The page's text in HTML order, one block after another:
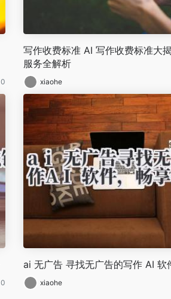
0
写作收费标准 AI 写作收费标准大
服务全解析
xiaohe
0
ai 无广告 寻找无广告的写作 AI 软
xiaohe